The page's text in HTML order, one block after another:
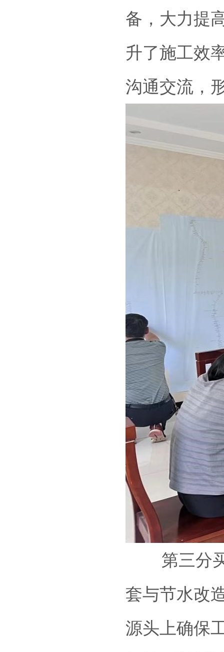
备，大力提
升了施工效
沟通交流，
第三分买
套与节水改
源头上确保